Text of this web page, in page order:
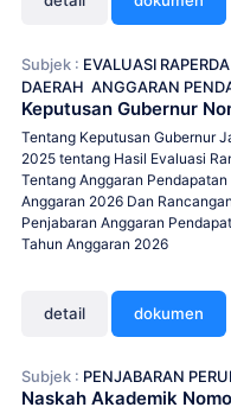
Subjek : EVALUASI RAPERDA
DAERAH ANGGARAN
Keputusan Gubernur
Tentang Keputusan Gubernur
2025 tentang Hasil Evaluasi
Tentang Anggaran
Anggaran 2026 Dan
Penjabaran Anggaran
Tahun Anggaran 2026
detail dokumen
Subjek : PENJABARAN
Naskah Akademik